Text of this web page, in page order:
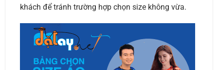
khách để tránh trường hợp chọn size không vừa.